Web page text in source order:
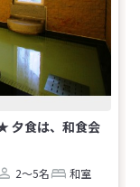
夕食は、和食会
2～5名
和室